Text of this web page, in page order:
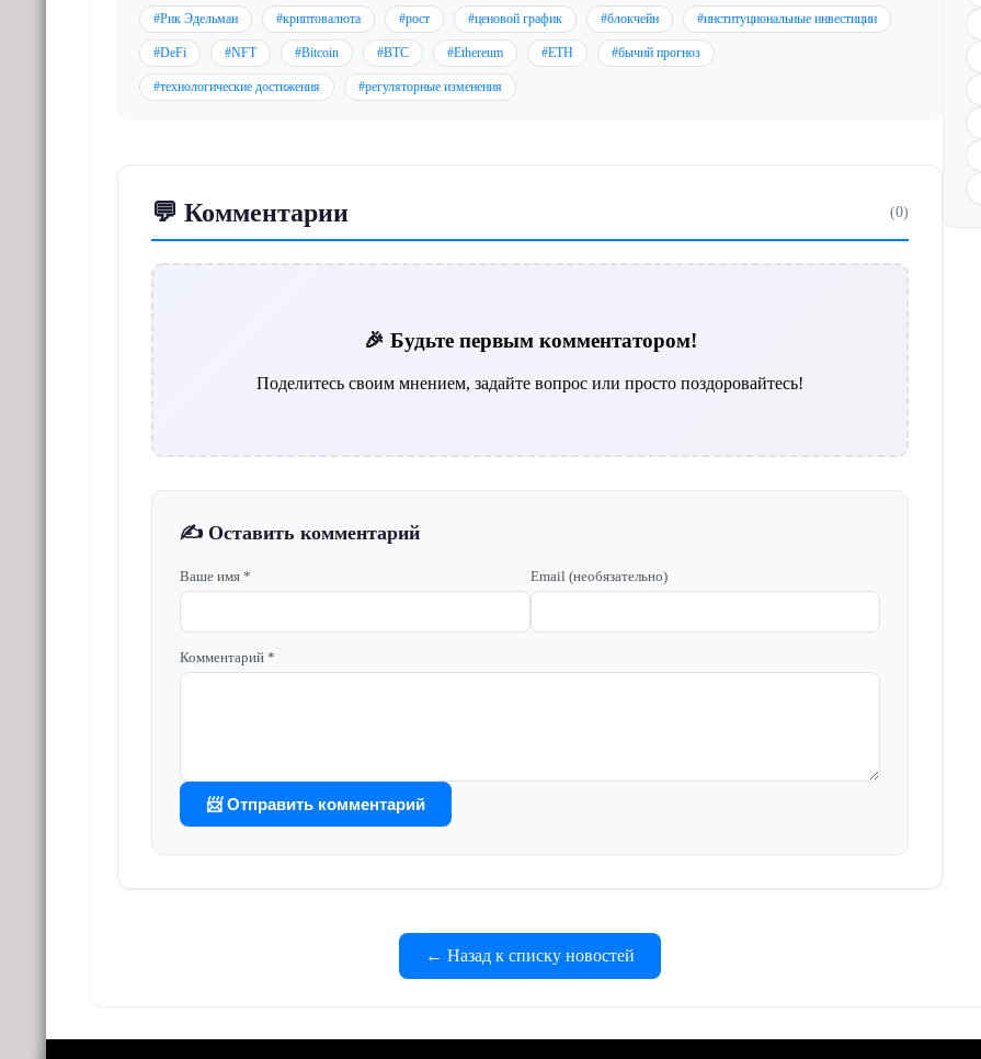
#Рик Эдельман #криптовалюта #рост #ценовой график #блокчейн #институциональные инвестиции
#DeFi #NFT #Bitcoin #BTC #Ethereum #ETH #бычий прогноз
#технологические достижения #регуляторные изменения
💬 Комментарии (0)
🎉 Будьте первым комментатором!
Поделитесь своим мнением, задайте вопрос или просто поздоровайтесь!
✍️ Оставить комментарий
Ваше имя * Email (необязательно)
Комментарий *
📨 Отправить комментарий
← Назад к списку новостей